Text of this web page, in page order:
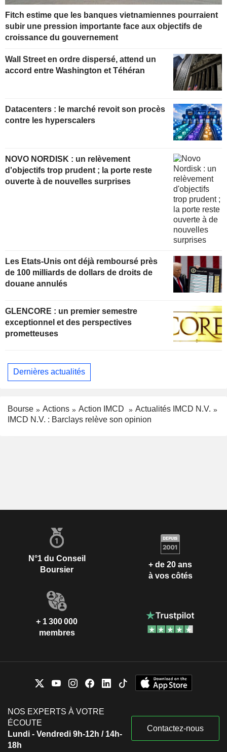
Fitch estime que les banques vietnamiennes pourraient
subir une pression importante face aux objectifs de
croissance du gouvernement
Wall Street en ordre dispersé, attend un
accord entre Washington et Téhéran
Datacenters : le marché revoit son procès
contre les hyperscalers
NOVO NORDISK : un relèvement
d'objectifs trop prudent ; la porte reste
ouverte à de nouvelles surprises
Les Etats-Unis ont déjà remboursé près
de 100 milliards de dollars de droits de
douane annulés
GLENCORE : un premier semestre
exceptionnel et des perspectives
prometteuses
Dernières actualités
Bourse Actions Action IMCD
Actualités IMCD N.V.
IMCD N.V. : Barclays relève son opinion
N°1 du Conseil
Boursier
+ de 20 ans
à vos côtés
+ 1 300 000
membres
NOS EXPERTS À VOTRE
ÉCOUTE
Lundi - Vendredi 9h-12h / 14h-
18h
Contactez-nous